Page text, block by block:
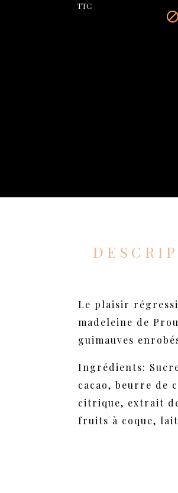
TTC

Le plaisir
madeleine de
guimauves
Ingrédients:
cacao, beurre de
citrique, extrait
fruits à coque,